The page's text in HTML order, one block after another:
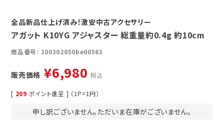
全品新品仕上げ済み！激安中古アクセサリー
アガット K10YG アジャスター 総重量約0.4g 約10cm
商品番号 100302050be00563
販売価格 ¥6,980 税込
[ 209 ポイント進呈 ] （1P=1円）
申し訳ございません。ただいま在庫がございません。